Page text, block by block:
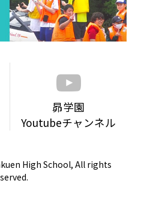
昴学園
Youtubeチャンネル
High School, All rights